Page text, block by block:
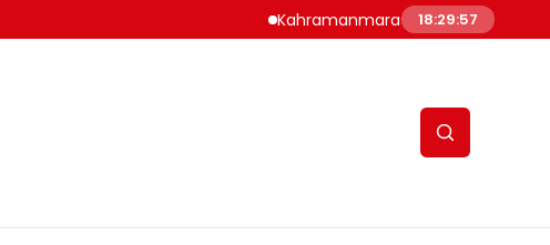
Kahramanmaraş’ta Altyapı Çoşkusu:
18:29:58